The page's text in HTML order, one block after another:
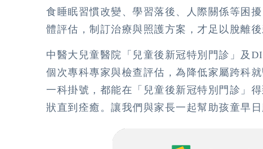
食睡眠習慣改變、學習落後、人際關係等困
體評估，制訂治療與照護方案，才足以脫離後
中醫大兒童醫院「兒童後新冠特別門診」及
個次專科專家與檢查評估，為降低家屬跨科
一科掛號，都能在「兒童後新冠特別門診」
狀直到痊癒。讓我們與家長一起幫助孩童早日